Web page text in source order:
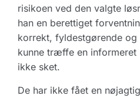
risikoen ved den valgte
han en berettiget
korrekt, fyldestgørende
kunne træffe en informeret
ikke sket.
De har ikke fået en